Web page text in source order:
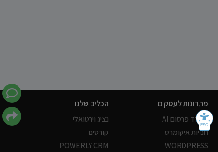
פתרונות לעסקים
משרד פרסום AI
חנויות איקומרס
WORDPRESS
הכלים שלנו
נציג וירטואלי
קורסים
POWERLY CRM